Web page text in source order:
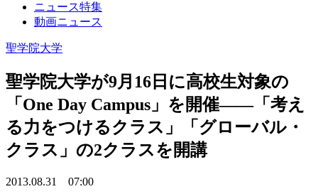
ニュース特集
動画ニュース
聖学院大学
聖学院大学が9月16日に高校生対象の
「One Day Campus」を開催――「考え
る力をつけるクラス」「グローバル・
クラス」の2クラスを開講
2013.08.31 07:00